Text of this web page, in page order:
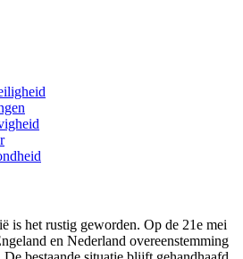
is het rustig geworden. Op de 21e mei
en Nederland overeenstemming